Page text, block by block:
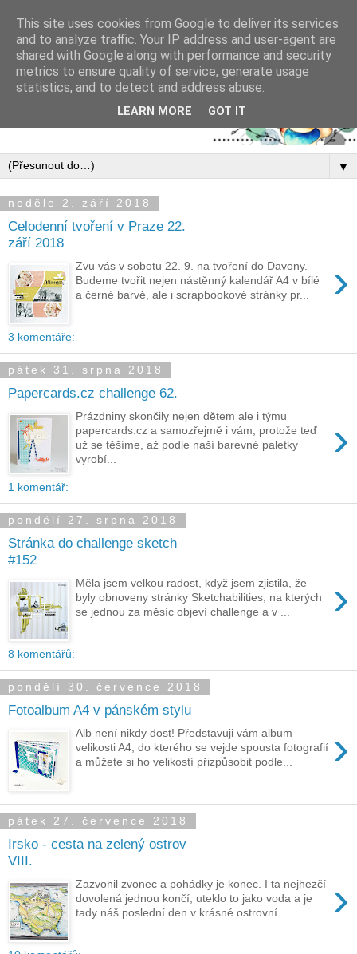
▼
neděle 2. září 2018
Celodenní tvoření v Praze 22.
září 2018
›
Zvu vás v sobotu 22. 9. na tvoření do Davony.
Budeme tvořit nejen nástěnný kalendář A4 v bílé
a černé barvě, ale i scrapbookové stránky pr...
3 komentáře:
pátek 31. srpna 2018
Papercards.cz challenge 62.
›
Prázdniny skončily nejen dětem ale i týmu
papercards.cz a samozřejmě i vám, protože teď
už se těšíme, až podle naší barevné paletky
vyrobí...
1 komentář:
pondělí 27. srpna 2018
Stránka do challenge sketch
#152
›
Měla jsem velkou radost, když jsem zjistila, že
byly obnoveny stránky Sketchabilities, na kterých
se jednou za měsíc objeví challenge a v ...
8 komentářů:
pondělí 30. července 2018
Fotoalbum A4 v pánském stylu
›
Alb není nikdy dost! Představuji vám album
velikosti A4, do kterého se vejde spousta fotografií
a můžete si ho velikostí přizpůsobit podle...
pátek 27. července 2018
Irsko - cesta na zelený ostrov
VIII.
›
Zazvonil zvonec a pohádky je konec. I ta nejhezčí
dovolená jednou končí, uteklo to jako voda a je
tady náš poslední den v krásné ostrovní ...
This site uses cookies from Google to deliver its services
and to analyze traffic. Your IP address and user-agent are
shared with Google along with performance and security
metrics to ensure quality of service, generate usage
statistics, and to detect and address abuse.
LEARN MORE GOT IT